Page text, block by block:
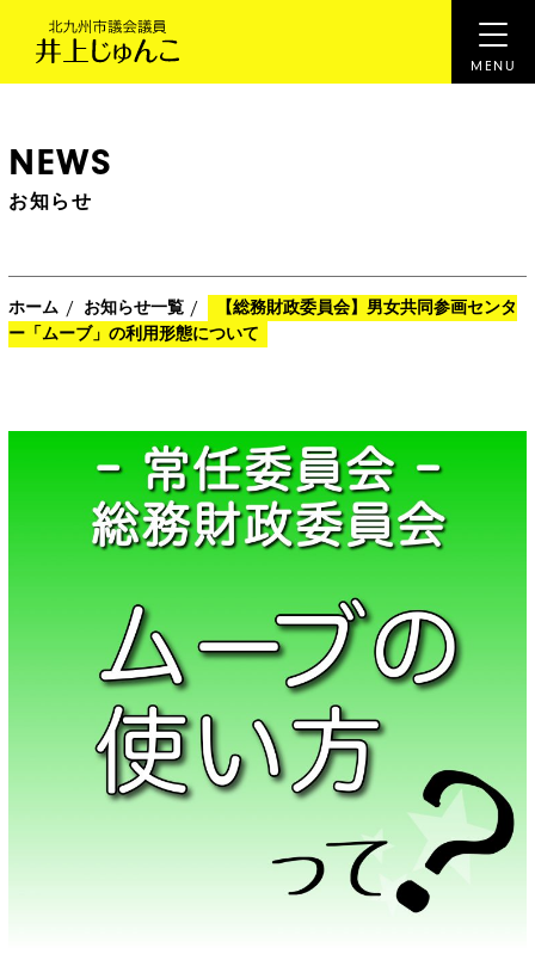
NEWS
お知らせ
ホーム / お知らせ一覧 /
【総務財政委員会】男女共同参画センタ
ー「ムーブ」の利用形態について